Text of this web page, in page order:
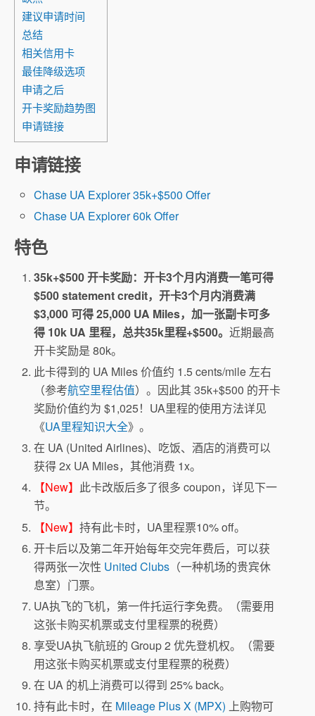
建议申请时间
总结
相关信用卡
最佳降级选项
申请之后
开卡奖励趋势图
申请链接
申请链接
Chase UA Explorer 35k+$500 Offer
Chase UA Explorer 60k Offer
特色
35k+$500 开卡奖励：开卡3个月内消费一笔可得
$500 statement credit，开卡3个月内消费满
$3,000 可得 25,000 UA Miles，加一张副卡可多
得 10k UA 里程，总共35k里程+$500。近期最高
开卡奖励是 80k。
此卡得到的 UA Miles 价值约 1.5 cents/mile 左右
（参考航空里程估值）。因此其 35k+$500 的开卡
奖励价值约为 $1,025！UA里程的使用方法详见
《UA里程知识大全》。
在 UA (United Airlines)、吃饭、酒店的消费可以
获得 2x UA Miles，其他消费 1x。
【New】 此卡改版后多了很多 coupon，详见下一
节。
【New】持有此卡时，UA里程票10% off。
开卡后以及第二年开始每年交完年费后，可以获
得两张一次性 United Clubs （一种机场的贵宾休
息室）门票。
UA执飞的飞机，第一件托运行李免费。（需要用
这张卡购买机票或支付里程票的税费）
享受UA执飞航班的 Group 2 优先登机权。（需要
用这张卡购买机票或支付里程票的税费）
在 UA 的机上消费可以得到 25% back。
持有此卡时，在 Mileage Plus X (MPX) 上购物可